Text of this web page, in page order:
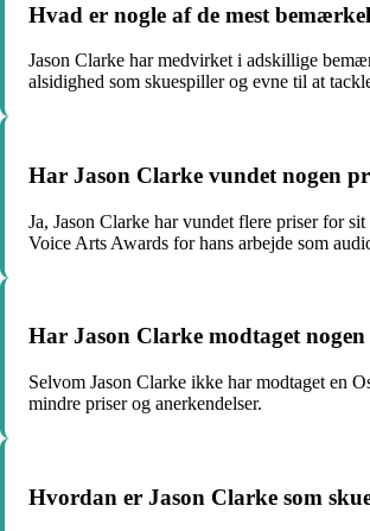
Hvad er nogle af de mest
Jason Clarke har medvirket i adskillige
alsidighed som skuespiller og evne til at
Har Jason Clarke vundet nogen
Ja, Jason Clarke har vundet flere priser for
Voice Arts Awards for hans arbejde som
Har Jason Clarke modtaget
Selvom Jason Clarke ikke har modtaget en
mindre priser og anerkendelser.
Hvordan er Jason Clarke som